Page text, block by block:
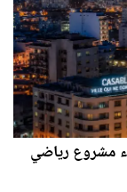
مشروع رياضي